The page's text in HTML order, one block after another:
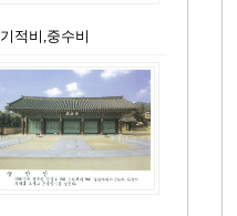
기적비,중수비